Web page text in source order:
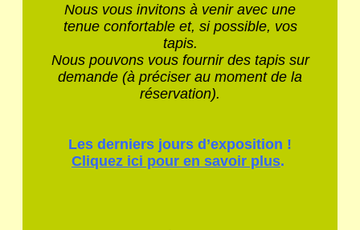
Nous vous invitons à venir avec une
tenue confortable et, si possible, vos
tapis.
Nous pouvons vous fournir des tapis sur
demande (à préciser au moment de la
réservation).
Les derniers jours d’exposition !
Cliquez ici pour en savoir plus.